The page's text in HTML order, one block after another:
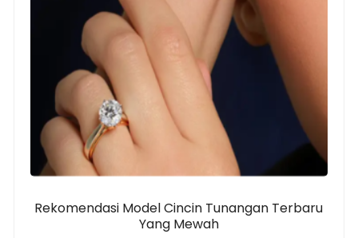
Rekomendasi Model Cincin Tunangan Terbaru
Yang Mewah